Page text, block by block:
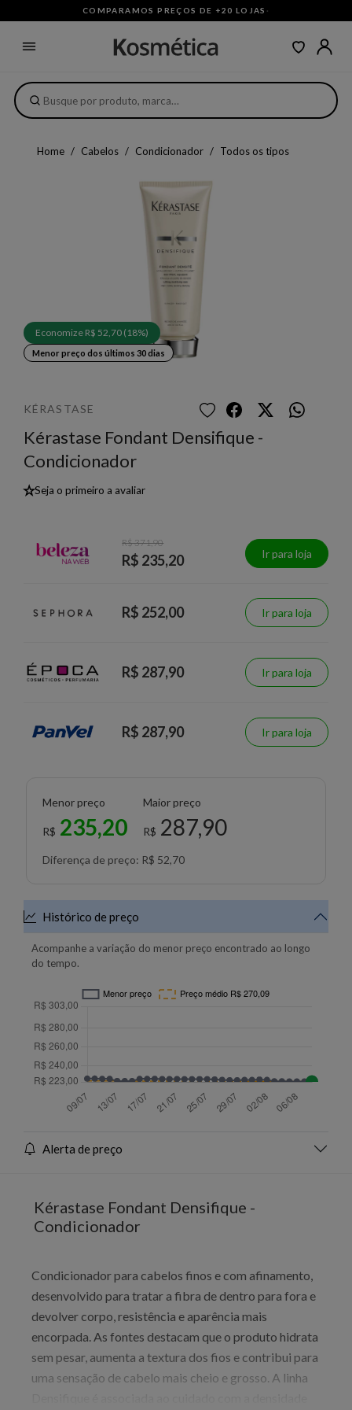
COMPARAMOS PREÇOS DE +20 LOJAS ·
Home Cabelos Condicionador Todos os tipos
Economize R$ 52,70 (18%)
Menor preço dos últimos 30 dias
KÉRASTASE
Kérastase Fondant Densifique -
Condicionador
★Seja o primeiro a avaliar
R$ 371,90
R$ 235,20 Ir para loja
R$ 252,00 Ir para loja
R$ 287,90 Ir para loja
R$ 287,90 Ir para loja
Menor preço
R$ 235,20
Maior preço
R$ 287,90
Diferença de preço: R$ 52,70
Histórico de preço
Acompanhe a variação do menor preço encontrado ao longo
do tempo.
Alerta de preço
Kérastase Fondant Densifique -
Condicionador
Condicionador para cabelos finos e com afinamento,
desenvolvido para tratar a fibra de dentro para fora e
devolver corpo, resistência e aparência mais
encorpada. As fontes destacam que o produto hidrata
sem pesar, aumenta a textura dos fios e contribui para
uma sensação de cabelo mais cheio e grosso. A linha